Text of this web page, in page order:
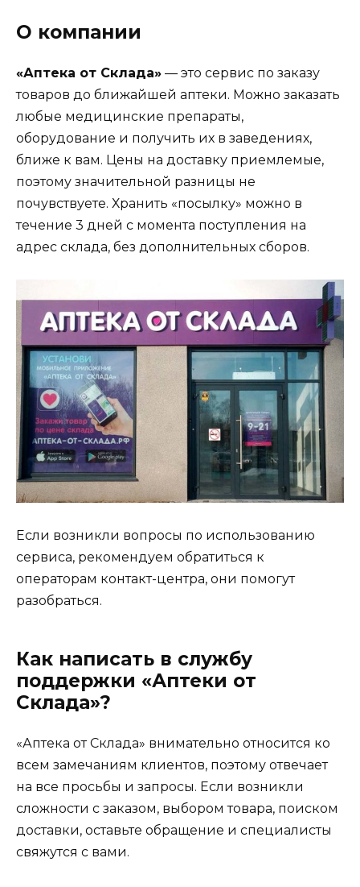
О компании
«Аптека от Склада» — это сервис по заказу
товаров до ближайшей аптеки. Можно заказать
любые медицинские препараты,
оборудование и получить их в заведениях,
ближе к вам. Цены на доставку приемлемые,
поэтому значительной разницы не
почувствуете. Хранить «посылку» можно в
течение 3 дней с момента поступления на
адрес склада, без дополнительных сборов.
Если возникли вопросы по использованию
сервиса, рекомендуем обратиться к
операторам контакт-центра, они помогут
разобраться.
Как написать в службу
поддержки «Аптеки от
Склада»?
«Аптека от Склада» внимательно относится ко
всем замечаниям клиентов, поэтому отвечает
на все просьбы и запросы. Если возникли
сложности с заказом, выбором товара, поиском
доставки, оставьте обращение и специалисты
свяжутся с вами.